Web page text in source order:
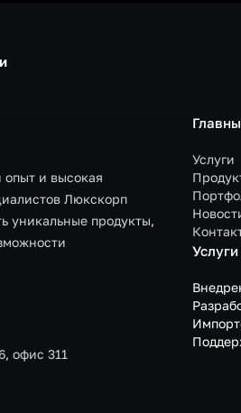
и высокая
Люкскорп
уникальные продукты,
офис 311
Услуги
Услуги